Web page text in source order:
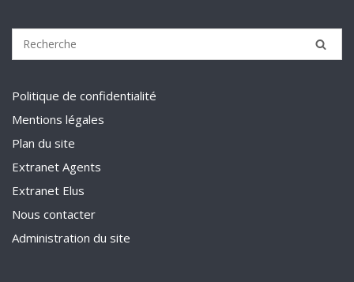
Politique de confidentialité
Mentions légales
Plan du site
Extranet Agents
Extranet Elus
Nous contacter
Administration du site